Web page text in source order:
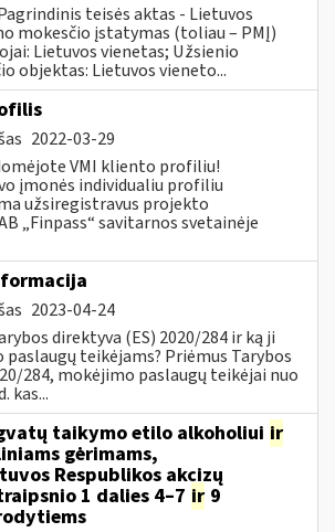
teisės aktas - Lietuvos
mokesčio įstatymas (toliau – PMĮ)
Lietuvos vienetas; Užsienio
objektas: Lietuvos vieneto...
2022-03-29
VMI kliento profiliu!
įmonės individualiu profiliu
užsiregistravus projekto
„Finpass“ savitarnos svetainėje
2023-04-24
direktyva (ES) 2020/284 ir ką ji
teikėjams? Priėmus Tarybos
284, mokėjimo paslaugų teikėjai nuo
kas...
taikymo etilo alkoholiui ir
gėrimams,
Respublikos akcizų
1 dalies 4–7 ir 9